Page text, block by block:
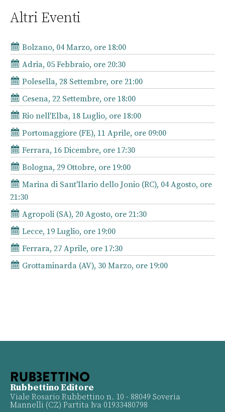
Altri Eventi
Bolzano, 04 Marzo, ore 18:00
Adria, 05 Febbraio, ore 20:30
Polesella, 28 Settembre, ore 21:00
Cesena, 22 Settembre, ore 18:00
Rio nell'Elba, 18 Luglio, ore 18:00
Portomaggiore (FE), 11 Aprile, ore 09:00
Ferrara, 16 Dicembre, ore 17:30
Bologna, 29 Ottobre, ore 19:00
Marina di Sant'Ilario dello Jonio (RC), 04 Agosto, ore
21:30
Agropoli (SA), 20 Agosto, ore 21:30
Lecce, 19 Luglio, ore 19:00
Ferrara, 27 Aprile, ore 17:30
Grottaminarda (AV), 30 Marzo, ore 19:00
Rubbettino Editore
Viale Rosario Rubbettino n. 10 - 88049 Soveria
Mannelli (CZ) Partita Iva 01933480798